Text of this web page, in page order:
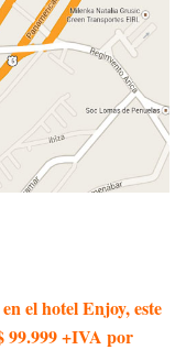
el hotel Enjoy, este
99.999 +IVA por